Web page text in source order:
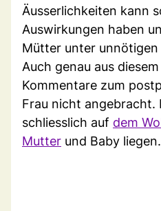
Äusserlichkeiten kann
Auswirkungen haben
Mütter unter unnötigen
Auch genau aus
Kommentare zum
Frau nicht angebracht.
schliesslich auf dem
Mutter und Baby liegen.